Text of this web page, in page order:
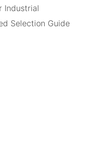
Industrial
Selection Guide